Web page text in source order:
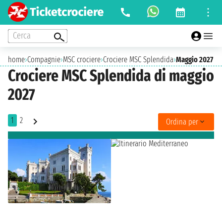
Cerca
home›Compagnie›MSC crociere›Crociere MSC Splendida›Maggio 2027
Crociere MSC Splendida di maggio
2027
1 2 Ordina per